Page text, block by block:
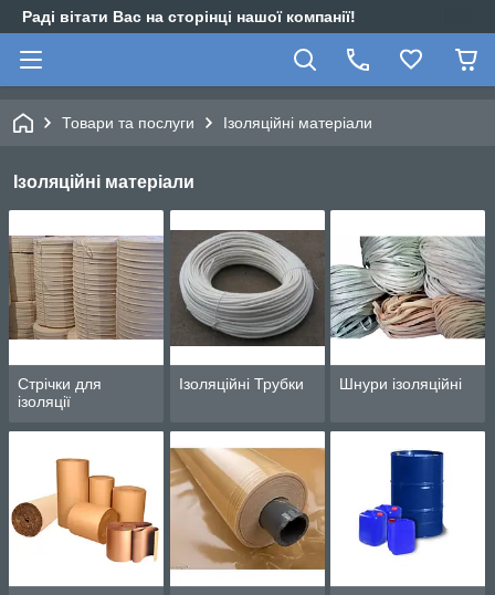
Раді вітати Вас на сторінці нашої компанії!
Товари та послуги Ізоляційні матеріали
Ізоляційні матеріали
Стрічки для
ізоляції
Ізоляційні Трубки Шнури ізоляційні